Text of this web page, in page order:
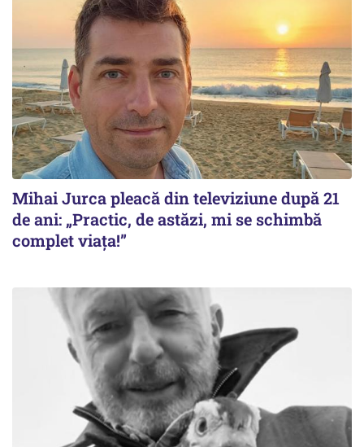
Mihai Jurca pleacă din televiziune după 21
de ani: „Practic, de astăzi, mi se schimbă
complet viața!”